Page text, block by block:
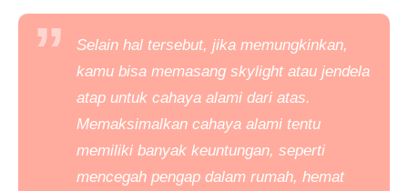
Selain hal tersebut, jika memungkinkan,
kamu bisa memasang skylight atau jendela
atap untuk cahaya alami dari atas.
Memaksimalkan cahaya alami tentu
memiliki banyak keuntungan, seperti
mencegah pengap dalam rumah, hemat